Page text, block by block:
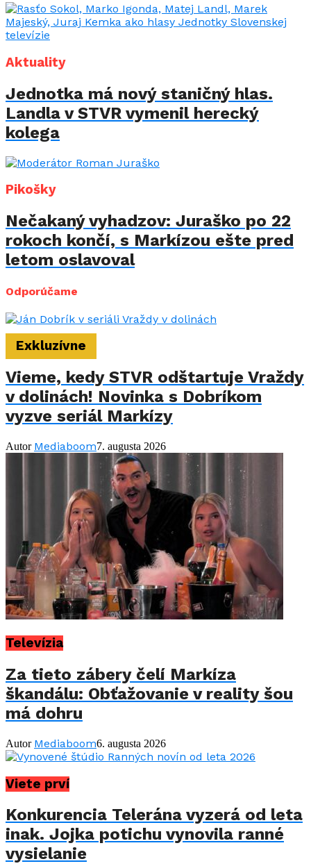
Aktuality
Jednotka má nový staničný hlas.
Landla v STVR vymenil herecký
kolega
Pikošky
Nečakaný vyhadzov: Juraško po 22
rokoch končí, s Markízou ešte pred
letom oslavoval
Odporúčame
Exkluzívne
Vieme, kedy STVR odštartuje Vraždy
v dolinách! Novinka s Dobríkom
vyzve seriál Markízy
Autor Mediaboom7. augusta 2026
Televízia
Za tieto zábery čelí Markíza
škandálu: Obťažovanie v reality šou
má dohru
Autor Mediaboom6. augusta 2026
Viete prví
Konkurencia Telerána vyzerá od leta
inak. Jojka potichu vynovila ranné
vysielanie